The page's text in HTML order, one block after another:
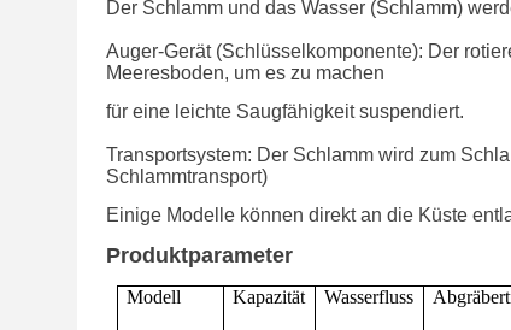
Der Schlamm und das Wasser (Schlamm)
Auger-Gerät (Schlüsselkomponente): Der
Meeresboden, um es zu machen
für eine leichte Saugfähigkeit suspendiert.
Transportsystem: Der Schlamm wird zum
Schlammtransport)
Einige Modelle können direkt an die Küste
Produktparameter
Modell Kapazität Wasserfluss